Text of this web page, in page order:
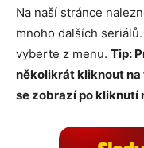
Na naší stránce
mnoho dalších
vyberte z menu. Tip:
několikrát kliknout na
se zobrazí po kliknutí